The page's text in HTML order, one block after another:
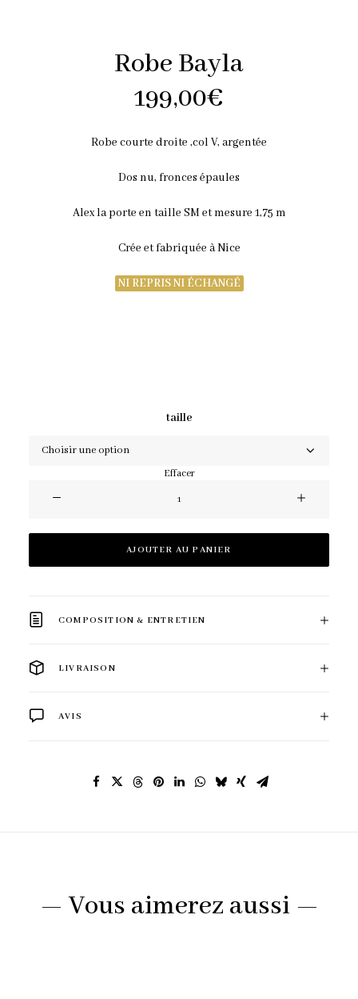
Robe Bayla
199,00€
Robe courte droite ,col V, argentée
Dos nu, fronces épaules
Alex la porte en taille SM et mesure 1,75 m
Crée et fabriquée à Nice
NI REPRIS NI ÉCHANGÉ
taille
Effacer
Robe
Bayla
AJOUTER AU PANIER
COMPOSITION & ENTRETIEN
LIVRAISON
AVIS
— Vous aimerez aussi —